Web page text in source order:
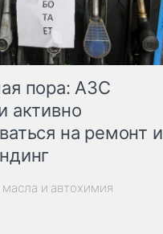
пора: АЗС
активно
на ремонт и
и автохимия